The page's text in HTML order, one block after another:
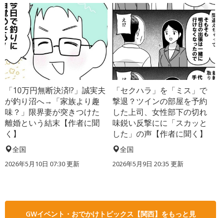
「10万円無断決済!?」誠実夫
が釣り沼へ→「家族より趣
味？」限界妻が突きつけた
離婚という結末【作者に聞
く】
全国
2026年5月10日 07:30 更新
「セクハラ」を「ミス」で
撃退？ツインの部屋を予約
した上司、女性部下の切れ
味鋭い反撃にに「スカッと
した」の声【作者に聞く】
全国
2026年5月9日 20:35 更新
GWイベント・おでかけトピックス【関西】をもっと見